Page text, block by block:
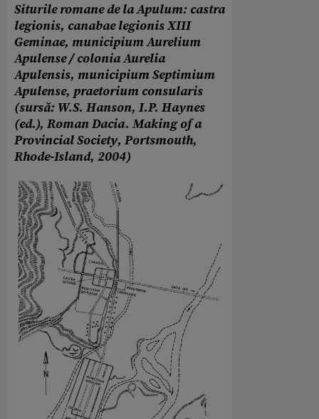
Siturile romane de la Apulum: castra
legionis, canabae legionis XIII
Geminae, municipium Aurelium
Apulense / colonia Aurelia
Apulensis, municipium Septimium
Apulense, praetorium consularis
(sursă: W.S. Hanson, I.P. Haynes
(ed.), Roman Dacia. Making of a
Provincial Society, Portsmouth,
Rhode-Island, 2004)